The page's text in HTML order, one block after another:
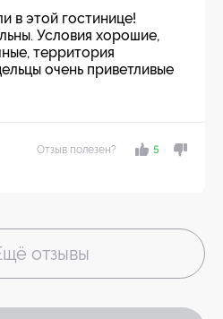
в этой гостинице!
Условия хорошие,
территория
очень приветливые
Отзыв полезен? 5
отзывы